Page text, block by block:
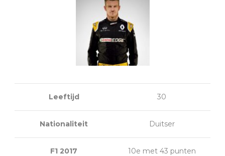
Leeftijd 30
Nationaliteit Duitser
F1 2017 10e met 43 punten